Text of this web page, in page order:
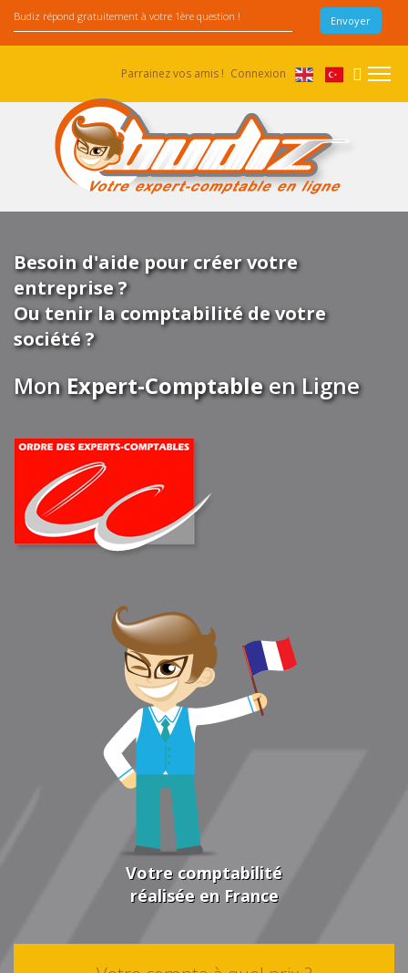
Parrainez vos amis ! Connexion
Besoin d'aide pour créer votre
entreprise ?
Ou tenir la comptabilité de votre
société ?
MonExpert-Comptableen Ligne
Votre comptabilité
réalisée en France